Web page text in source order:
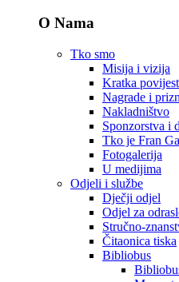
O Nama
Tko smo
Misija i vizija
Kratka povijest
Nagrade i
Nakladništvo
Sponzorstva i
Tko je Fran
Fotogalerija
U medijima
Odjeli i službe
Dječji odjel
Odjel za
Stručno-
Čitaonica tiska
Bibliobus